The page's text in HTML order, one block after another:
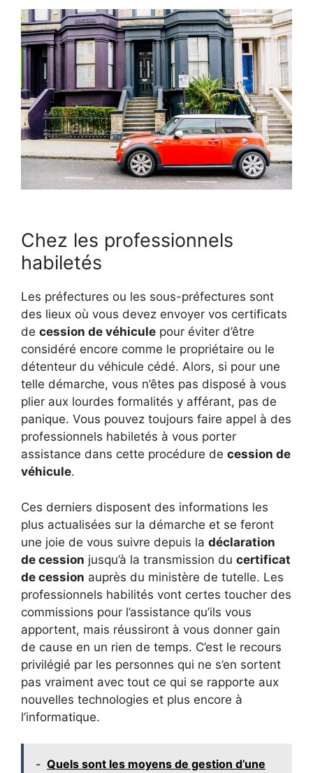
Chez les professionnels
habiletés
Les préfectures ou les sous-préfectures sont
des lieux où vous devez envoyer vos certificats
de cession de véhicule pour éviter d’être
considéré encore comme le propriétaire ou le
détenteur du véhicule cédé. Alors, si pour une
telle démarche, vous n’êtes pas disposé à vous
plier aux lourdes formalités y afférant, pas de
panique. Vous pouvez toujours faire appel à des
professionnels habiletés à vous porter
assistance dans cette procédure de cession de
véhicule.
Ces derniers disposent des informations les
plus actualisées sur la démarche et se feront
une joie de vous suivre depuis la déclaration
de cession jusqu’à la transmission du certificat
de cession auprès du ministère de tutelle. Les
professionnels habilités vont certes toucher des
commissions pour l’assistance qu’ils vous
apportent, mais réussiront à vous donner gain
de cause en un rien de temps. C’est le recours
privilégié par les personnes qui ne s’en sortent
pas vraiment avec tout ce qui se rapporte aux
nouvelles technologies et plus encore à
l’informatique.
- Quels sont les moyens de gestion d’une